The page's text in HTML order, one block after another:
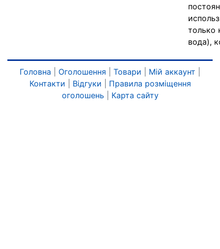
только
вода),
Головна Оголошення Товари Мій аккаунт
Контакти
Відгуки
Правила розміщення
оголошень
Карта сайту